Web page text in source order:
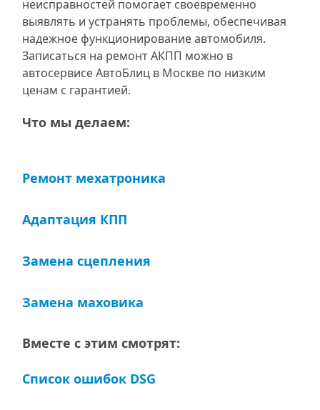
неисправностей помогает своевременно
выявлять и устранять проблемы, обеспечивая
надежное функционирование автомобиля.
Записаться на ремонт АКПП можно в
автосервисе АвтоБлиц в Москве по низким
ценам с гарантией.
Что мы делаем:
Ремонт мехатроника
Адаптация КПП
Замена сцепления
Замена маховика
Вместе с этим смотрят:
Список ошибок DSG